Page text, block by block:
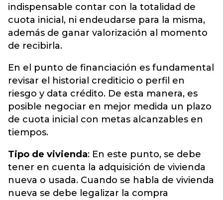
indispensable contar con la totalidad de
cuota inicial, ni endeudarse para la misma,
además de ganar valorización al momento
de recibirla.
En el punto de financiación es fundamental
revisar el historial crediticio o perfil en
riesgo y data crédito. De esta manera, es
posible negociar en mejor medida un plazo
de cuota inicial con metas alcanzables en
tiempos.
Tipo de vivienda: En este punto, se debe
tener en cuenta la adquisición de vivienda
nueva o usada. Cuando se habla de vivienda
nueva se debe legalizar la compra